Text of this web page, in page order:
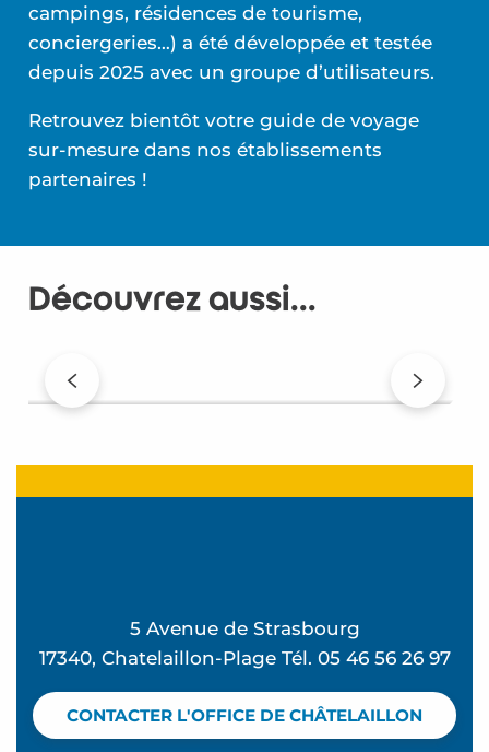
campings, résidences de tourisme,
conciergeries…) a été développée et testée
depuis 2025 avec un groupe d’utilisateurs.
Retrouvez bientôt votre guide de voyage
sur-mesure dans nos établissements
partenaires !
Découvrez aussi...
Une station engagée
5 Avenue de Strasbourg
17340, Chatelaillon-Plage Tél. 05 46 56 26 97
CONTACTER L'OFFICE DE CHÂTELAILLON